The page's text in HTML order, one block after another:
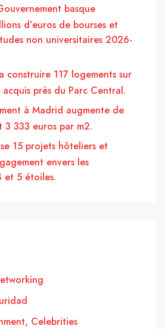
basque
d’euros de bourses et
non universitaires 2026-
construire 117 logements sur
acquis près du Parc Central.
à Madrid augmente de
333 euros par m2.
15 projets hôteliers et
envers les
et 5 étoiles.
Celebrities